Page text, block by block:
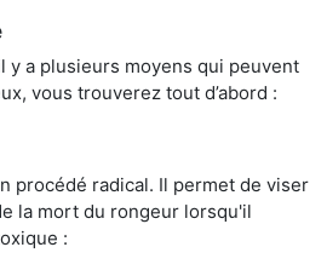
y a plusieurs moyens qui peuvent
vous trouverez tout d’abord :
procédé radical. Il permet de viser
la mort du rongeur lorsqu'il
: